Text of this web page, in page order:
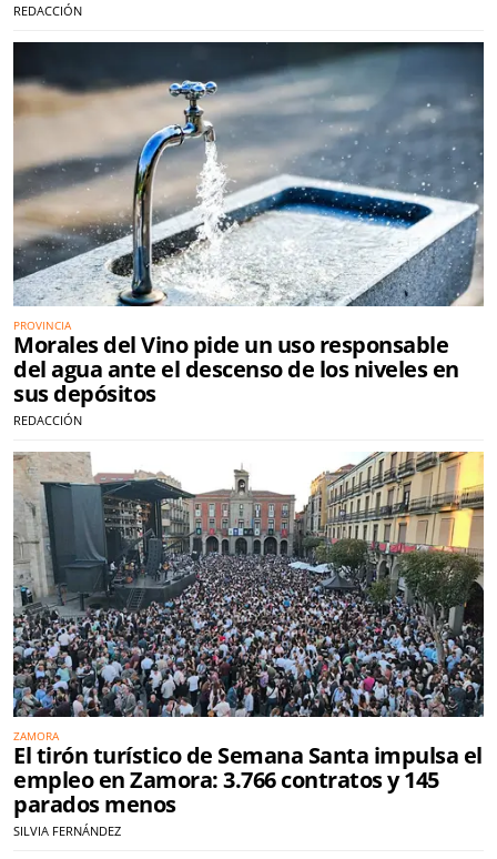
REDACCIÓN
PROVINCIA
Morales del Vino pide un uso responsable
del agua ante el descenso de los niveles en
sus depósitos
REDACCIÓN
ZAMORA
El tirón turístico de Semana Santa impulsa el
empleo en Zamora: 3.766 contratos y 145
parados menos
SILVIA FERNÁNDEZ